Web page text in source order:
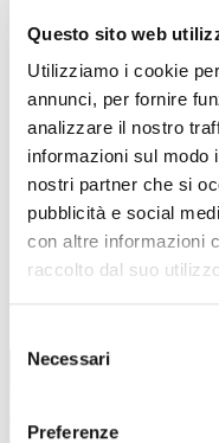
Questo sito web
Utilizziamo i cookie
annunci, per fornire
analizzare il nostro
informazioni sul modo
nostri partner che si
pubblicità e social
con altre informazioni
raccolto dal suo
delNecessari
Preferenze
TUTTE LE CATEGORIE